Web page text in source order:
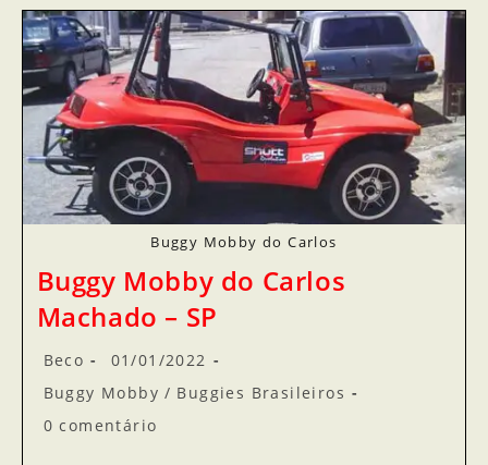
Buggy Mobby do Carlos
Buggy Mobby do Carlos
Machado – SP
Beco
01/01/2022
Buggy Mobby / Buggies Brasileiros
0 comentário